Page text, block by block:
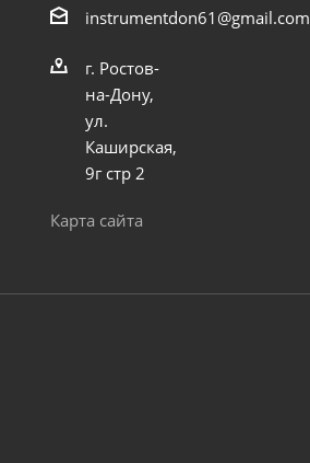
instrumentdon61@gmail.com
г. Ростов-
на-Дону,
ул.
Каширская,
9г стр 2
Карта сайта